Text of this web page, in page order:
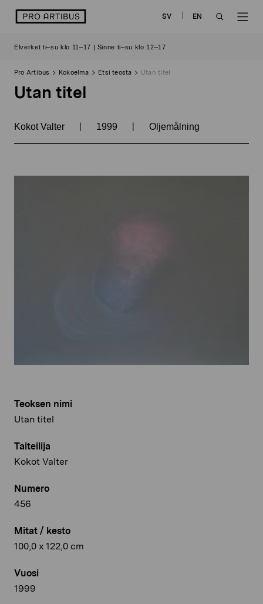
sisältöön
logo SV
EN
Elverket ti–su klo 11–17 | Sinne ti–su klo 12–17
Pro Artibus Kokoelma Etsi teosta Utan titel
Utan titel
Kokot Valter | 1999 | Oljemålning
Teoksen nimi
Utan titel
Taiteilija
Kokot Valter
Numero
456
Mitat / kesto
100,0 x 122,0 cm
Vuosi
1999